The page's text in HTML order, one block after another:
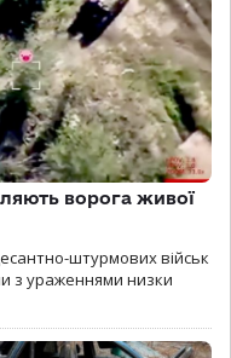
ворога живої
штурмових військ
з ураженнями низки